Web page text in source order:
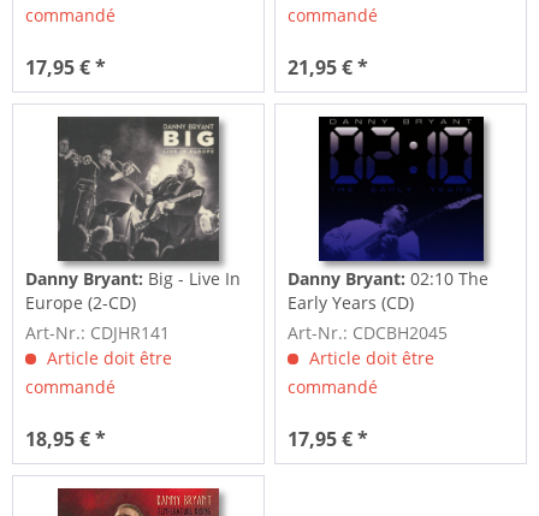
commandé
17,95 € *
commandé
21,95 € *
Danny Bryant: Big - Live In
Europe (2-CD)
Art-Nr.: CDJHR141
Article doit être
commandé
18,95 € *
Danny Bryant: 02:10 The
Early Years (CD)
Art-Nr.: CDCBH2045
Article doit être
commandé
17,95 € *